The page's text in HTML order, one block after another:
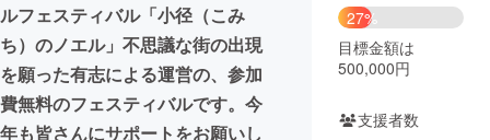
CAMPFIRE for Social Good
CAMPFIRE Creation
CAMPFIREふるさと納税machi-ya コミュニティ
ルフェスティバル「小径（こみ
ち）のノエル」不思議な街の出現
を願った有志による運営の、参加
費無料のフェスティバルです。今
年も皆さんにサポートをお願いし
27%
目標金額は
500,000円
支援者数